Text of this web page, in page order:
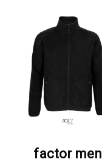
factor men